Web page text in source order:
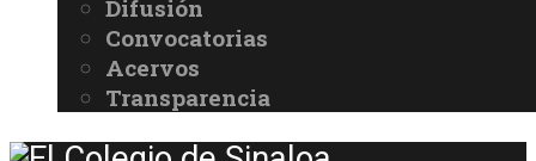
Difusión
Convocatorias
Acervos
Transparencia